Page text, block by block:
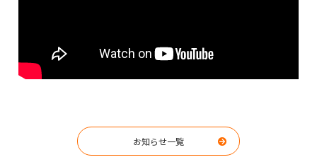
お知らせ一覧